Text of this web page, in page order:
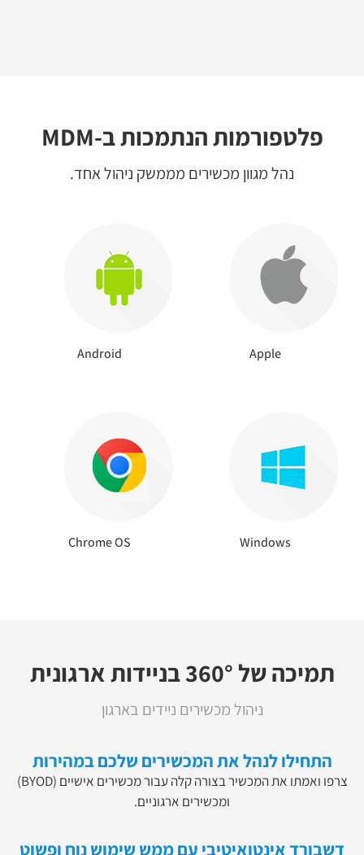
פלטפורמות הנתמכות ב-MDM
נהל מגוון מכשירים מממשק ניהול אחד.
Apple
Android
Windows
Chrome OS
תמיכה של 360° בניידות ארגונית
ניהול מכשירים ניידים בארגון
התחילו לנהל את המכשירים שלכם במהירות
צרפו ואמתו את המכשיר בצורה קלה עבור מכשירים אישיים (BYOD)
ומכשירים ארגוניים.
דשבורד אינטואיטיבי עם ממש שימוש נוח ופשוט